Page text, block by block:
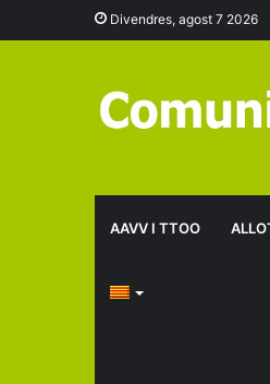
Divendres, agost 7 2026
AAVV I TTOO